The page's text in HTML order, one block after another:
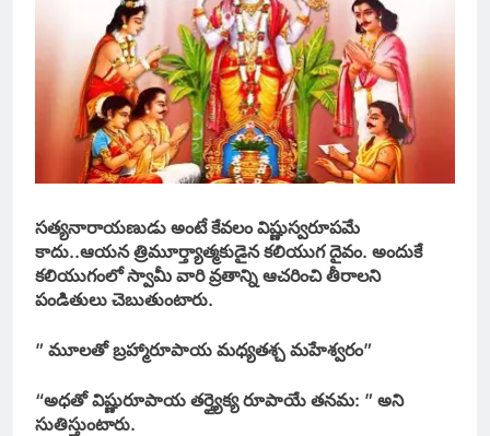
సత్యనారాయణుడు అంటే కేవలం విష్ణుస్వరూపమే
కాదు..ఆయన త్రిమూర్త్యాత్మకుడైన కలియుగ దైవం. అందుకే
కలియుగంలో స్వామీ వారి వ్రతాన్ని ఆచరించి తీరాలని
పండితులు చెబుతుంటారు.
” మూలతో బ్రహ్మారూపాయ మధ్యతశ్చ మహేశ్వరం”
“అధతో విష్ణురూపాయ తర్త్యైక్య రూపాయే తనమ: ” అని
సుతిస్తుంటారు.